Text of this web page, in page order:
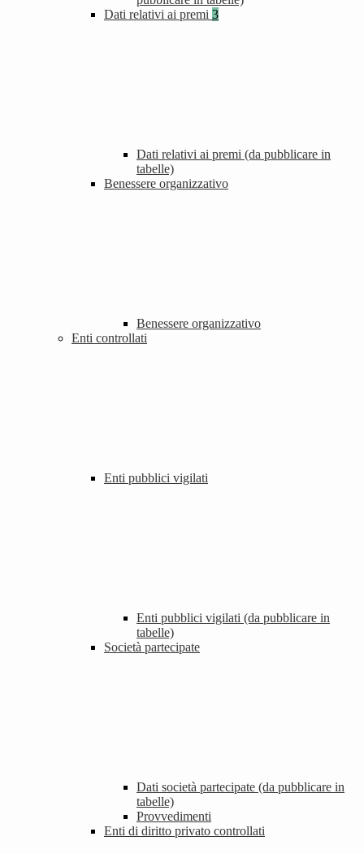
Dati relativi ai premi 3
Dati relativi ai premi (da pubblicare in
tabelle)
Benessere organizzativo
Benessere organizzativo
Enti controllati
Enti pubblici vigilati
Enti pubblici vigilati (da pubblicare in
tabelle)
Società partecipate
Dati società partecipate (da pubblicare in
tabelle)
Provvedimenti
Enti di diritto privato controllati